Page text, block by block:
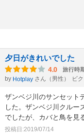
夕日がきれいでした
4.0 旅行時
by Hotplay さん（男性） ビ
ザンベジ川のサンセット
した。ザンベジ川クルー
でしたが、カバと鳥を見
投稿日:2019/07/14